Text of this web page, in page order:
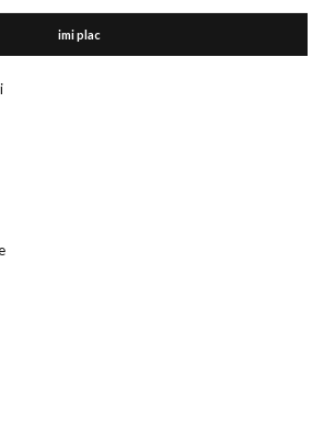
imi plac